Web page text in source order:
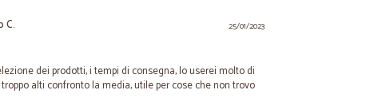
25/01/2023
C.
dei prodotti, i tempi di consegna, lo userei molto di
alti confronto la media, utile per cose che non trovo